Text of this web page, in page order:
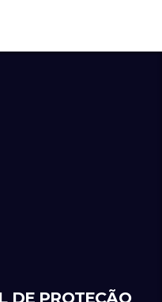
DE PROTEÇÃO